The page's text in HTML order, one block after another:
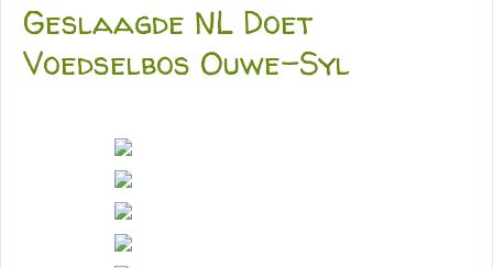
Geslaagde NL Doet
Voedselbos Ouwe-Syl